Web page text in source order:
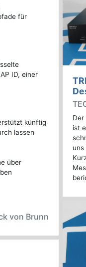
für
ID, einer
künftig
lassen
über
von Brunn
Der
ist
uns